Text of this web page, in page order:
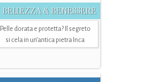
BELLEZZA & BENESSERE
Pelle dorata e protetta? Il segreto
si cela in un’antica pietra Inca